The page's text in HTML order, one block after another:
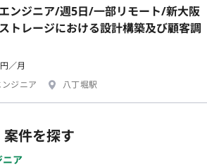
エンジニア/週5日/一部リモート/新大阪
トレージにおける設計構築及び顧客調
円／月
ジニア
八丁堀駅
件を探す
ニア